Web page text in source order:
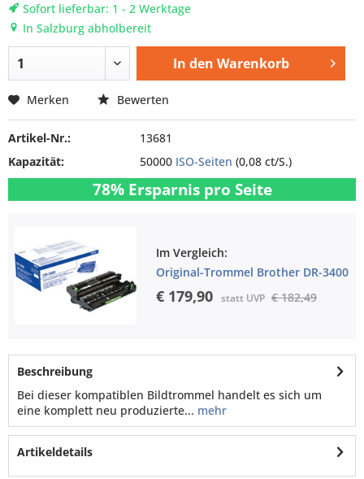
Sofort lieferbar: 1 - 2 Werktage
In Salzburg abholbereit
In den Warenkorb
Merken Bewerten
Artikel-Nr.:
13681
Kapazität:
50000 ISO-Seiten (0,08 ct/S.)
78% Ersparnis pro Seite
Im Vergleich:
Original-Trommel Brother DR-3400
€ 179,90 statt UVP € 182,49
Beschreibung
Bei dieser kompatiblen Bildtrommel handelt es sich um
eine komplett neu produzierte... mehr
Artikeldetails